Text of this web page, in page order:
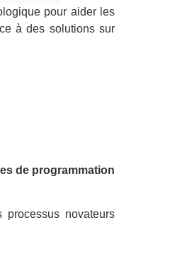
pour aider les
à des solutions sur
de programmation
processus novateurs